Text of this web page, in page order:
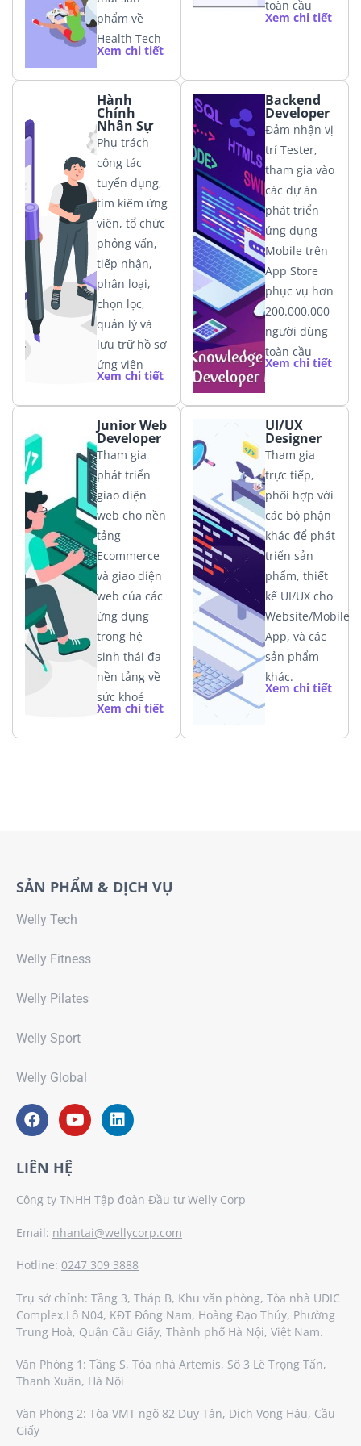
phẩm về
Health Tech
Xem chi tiết
toàn cầu
Xem chi tiết
Hành
Chính
Nhân Sự
Phụ trách
công tác
tuyển dụng,
tìm kiếm ứng
viên, tổ chức
phỏng vấn,
tiếp nhận,
phân loại,
chọn lọc,
quản lý và
lưu trữ hồ sơ
ứng viên
Xem chi tiết
Backend
Developer
Đảm nhận vị
trí Tester,
tham gia vào
các dự án
phát triển
ứng dụng
Mobile trên
App Store
phục vụ hơn
200.000.000
người dùng
toàn cầu
Xem chi tiết
Junior Web
Developer
Tham gia
phát triển
giao diện
web cho nền
tảng
Ecommerce
và giao diện
web của các
ứng dụng
trong hệ
sinh thái đa
nền tảng về
sức khoẻ
Xem chi tiết
UI/UX
Designer
Tham gia
trực tiếp,
phối hợp với
các bộ phận
khác để phát
triển sản
phẩm, thiết
kế UI/UX cho
Website/Mobile
App, và các
sản phẩm
khác.
Xem chi tiết
SẢN PHẨM & DỊCH VỤ
Welly Tech
Welly Fitness
Welly Pilates
Welly Sport
Welly Global
LIÊN HỆ
Công ty TNHH Tập đoàn Đầu tư Welly Corp
Email: nhantai@wellycorp.com
Hotline: 0247 309 3888
Trụ sở chính: Tầng 3, Tháp B, Khu văn phòng, Tòa nhà UDIC
Complex,Lô N04, KĐT Đông Nam, Hoàng Đạo Thúy, Phường
Trung Hoà, Quận Cầu Giấy, Thành phố Hà Nội, Việt Nam.
Văn Phòng 1: Tầng S, Tòa nhà Artemis, Số 3 Lê Trọng Tấn,
Thanh Xuân, Hà Nội
Văn Phòng 2: Tòa VMT ngõ 82 Duy Tân, Dịch Vọng Hậu, Cầu
Giấy